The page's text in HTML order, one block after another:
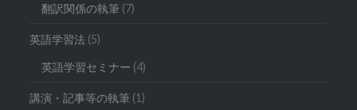
翻訳関係の執筆 (7)
英語学習法 (5)
英語学習セミナー (4)
講演・記事等の執筆 (1)